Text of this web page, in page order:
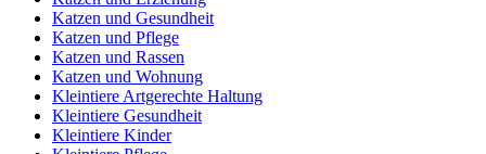
Katzen und Gesundheit
Katzen und Pflege
Katzen und Rassen
Katzen und Wohnung
Kleintiere Artgerechte Haltung
Kleintiere Gesundheit
Kleintiere Kinder